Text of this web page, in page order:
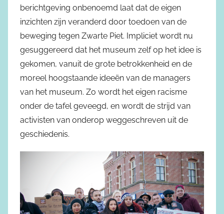
berichtgeving onbenoemd laat dat de eigen
inzichten zijn veranderd door toedoen van de
beweging tegen Zwarte Piet. Impliciet wordt nu
gesuggereerd dat het museum zelf op het idee is
gekomen, vanuit de grote betrokkenheid en de
moreel hoogstaande ideeën van de managers
van het museum. Zo wordt het eigen racisme
onder de tafel geveegd, en wordt de strijd van
activisten van onderop weggeschreven uit de
geschiedenis.